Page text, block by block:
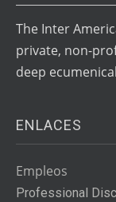
The Inter
private, non-
deep
ENLACES
Empleos
Professional